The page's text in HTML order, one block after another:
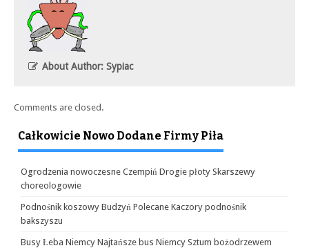
About Author: Sypiac
Comments are closed.
Całkowicie Nowo Dodane Firmy Piła
Ogrodzenia nowoczesne Czempiń Drogie płoty Skarszewy
choreologowie
Podnośnik koszowy Budzyń Polecane Kaczory podnośnik
bakszyszu
Busy Łeba Niemcy Najtańsze bus Niemcy Sztum bożodrzewem